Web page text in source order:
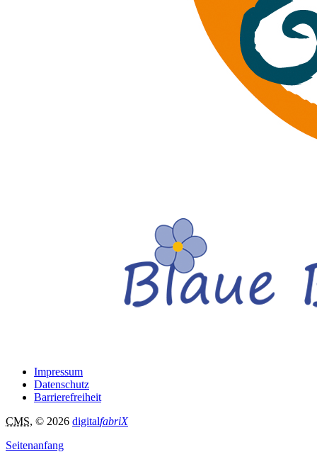
Impressum
Datenschutz
Barrierefreiheit
CMS, © 2026 digitalfabriX
Seitenanfang